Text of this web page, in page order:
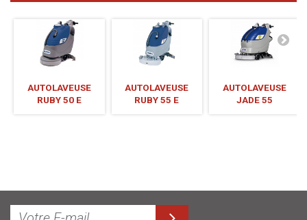
AUTOLAVEUSE
RUBY 50 E
AUTOLAVEUSE
RUBY 55 E
AUTOLAVEUSE
JADE 55